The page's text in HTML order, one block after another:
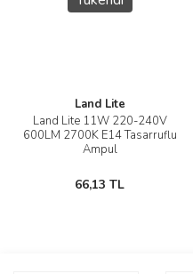
Land Lite
Land Lite 11W 220-240V
600LM 2700K E14 Tasarruflu
Ampul
66,13 TL